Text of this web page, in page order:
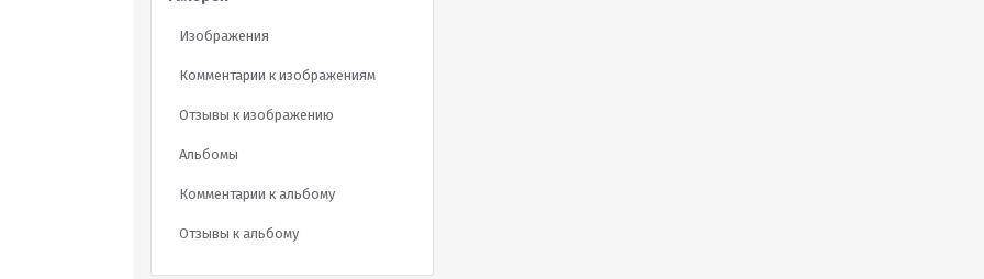
Изображения
Комментарии к изображениям
Отзывы к изображению
Альбомы
Комментарии к альбому
Отзывы к альбому